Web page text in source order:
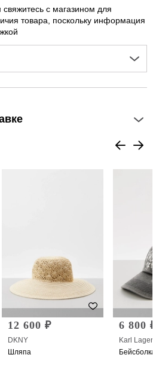
с магазином для
товара, поскольку информация
12 600 ₽
DKNY
Шляпа
6 800
Karl